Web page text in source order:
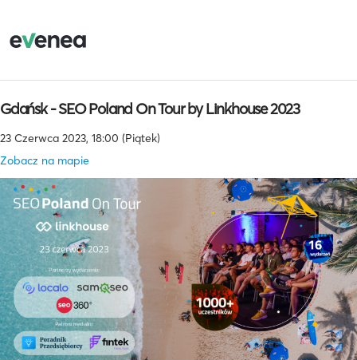
Gdańsk - SEO Poland On Tour by Linkhouse 2023
23 Czerwca 2023, 18:00 (Piątek)
Zobacz na mapie